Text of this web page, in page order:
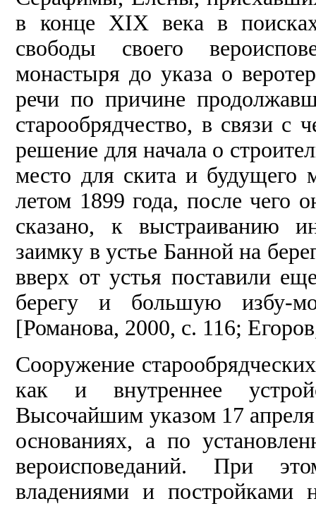
в конце XIX века в
свободы своего
монастыря до указа о
речи по причине
старообрядчество, в связи
решение для начала о
место для скита и будущего
летом 1899 года, после чего
сказано, к выстраиванию
заимку в устье Банной на
вверх от устья поставили
берегу и большую избу-
[Романова, 2000, с. 116;
Сооружение
как и внутреннее
Высочайшим указом 17
основаниях, а по
вероисповеданий. При
владениями и постройками